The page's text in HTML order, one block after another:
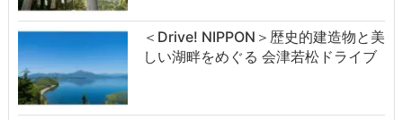
＜Drive! NIPPON＞歴史的建造物と美
しい湖畔をめぐる 会津若松ドライブ